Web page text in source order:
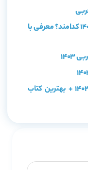
بهترین منابع زیست کنکور 1403 کدامند؟ معرفی با
بهترین منابع شیمی کنکور 1403 + بهترین کتاب